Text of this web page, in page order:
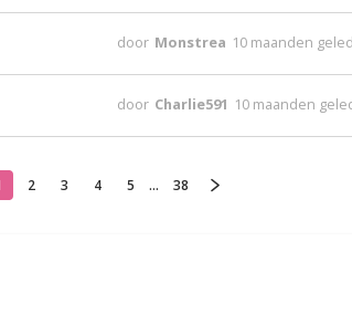
door Monstrea 10 maanden
door Charlie591 10 maanden
2 3 4 5 ... 38